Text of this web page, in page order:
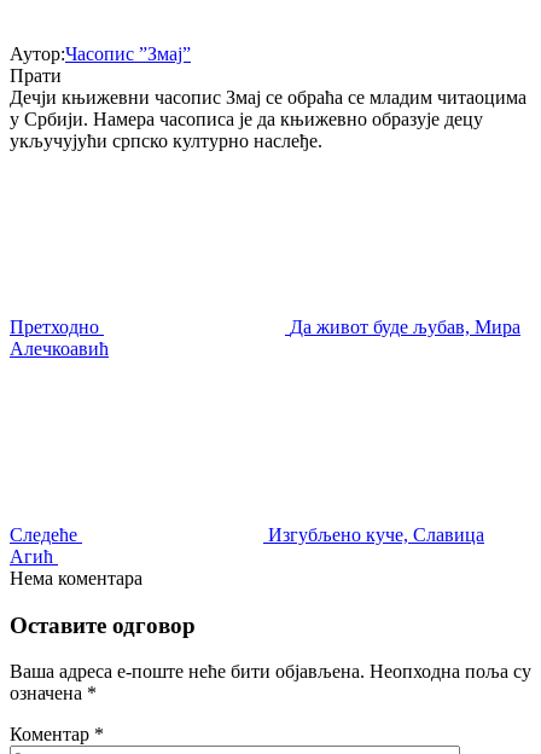
Аутор:Часопис ”Змај”
Прати
Дечји књижевни часопис Змај се обраћа се младим читаоцима
у Србији. Намера часописа је да књижевно образује децу
укључујући српско културно наслеђе.
Претходно
Да живот буде љубав, Мира
Алечкоавић
Следеће
Изгубљено куче, Славица
Агић
Нема коментара
Оставите одговор
Ваша адреса е-поште неће бити објављена. Неопходна поља су
означена *
Коментар *